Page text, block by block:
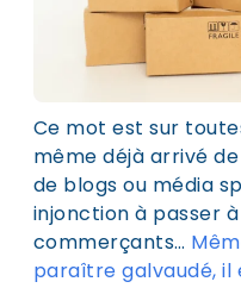
Ce mot est sur
même déjà arrivé
de blogs ou média
injonction à passer
commerçants…
paraître galvaudé, il